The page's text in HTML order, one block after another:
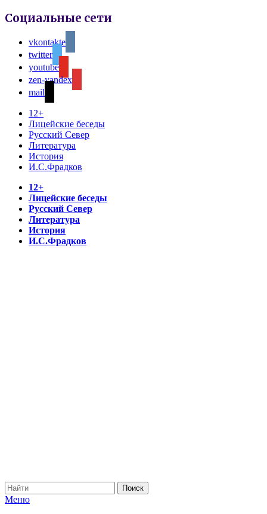
Социальные сети
vkontakte
twitter
youtube
zen-yandex
mail
12+
Лицейские беседы
Русский Север
Литература
История
И.С.Фрадков
12+
Лицейские беседы
Русский Север
Литература
История
И.С.Фрадков
Меню